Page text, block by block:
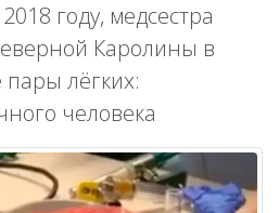
году, медсестра
Каролины в
лёгких:
человека